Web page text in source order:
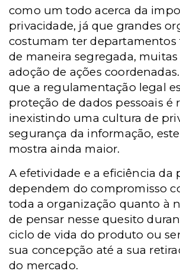
como um todo acerca da
privacidade, já que grandes
costumam ter departamentos
de maneira segregada, muitas
adoção de ações
que a regulamentação legal
proteção de dados pessoais é
inexistindo uma cultura de
segurança da informação,
mostra ainda maior.
A efetividade e a eficiência da
dependem do compromisso
toda a organização quanto à
de pensar nesse quesito
ciclo de vida do produto ou
sua concepção até a sua
do mercado.